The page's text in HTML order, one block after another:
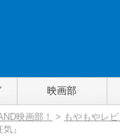
映画部
映画部！ > もやもやレ
』